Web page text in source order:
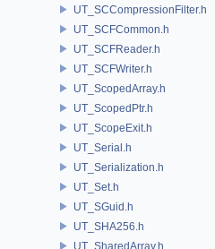
UT_SCCompressionFilter.h
UT_SCFCommon.h
UT_SCFReader.h
UT_SCFWriter.h
UT_ScopedArray.h
UT_ScopedPtr.h
UT_ScopeExit.h
UT_Serial.h
UT_Serialization.h
UT_Set.h
UT_SGuid.h
UT_SHA256.h
UT_SharedArray.h